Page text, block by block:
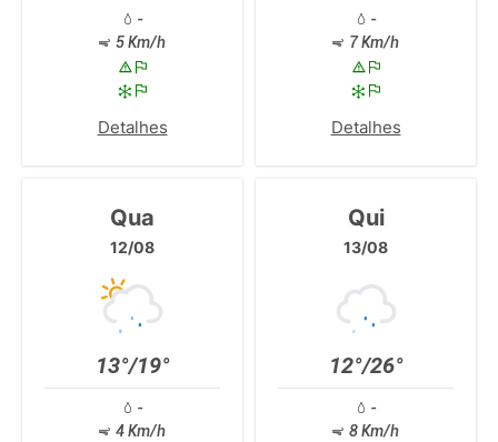
-
5 Km/h
Detalhes
-
7 Km/h
Detalhes
Qua
12/08
13°/19°
-
4 Km/h
Qui
13/08
12°/26°
-
8 Km/h